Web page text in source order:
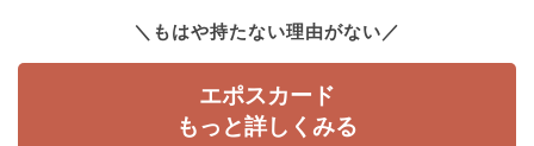
＼もはや持たない理由がない／
エポスカード
もっと詳しくみる